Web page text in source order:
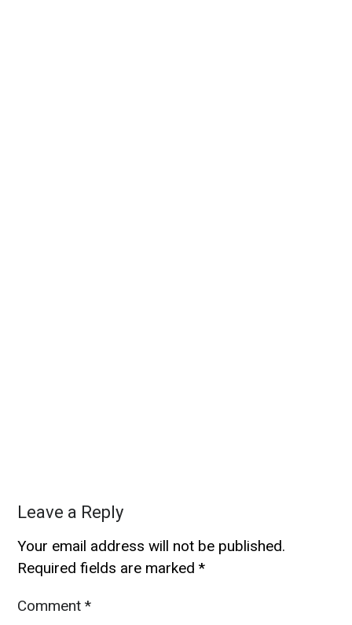
Leave a Reply
Your email address will not be published.
Required fields are marked*
Comment*